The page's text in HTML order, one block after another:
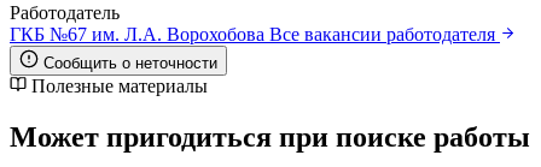
Работодатель
ГКБ №67 им. Л.А. Ворохобова Все вакансии работодателя
Сообщить о неточности
Полезные материалы
Может пригодиться при поиске работы